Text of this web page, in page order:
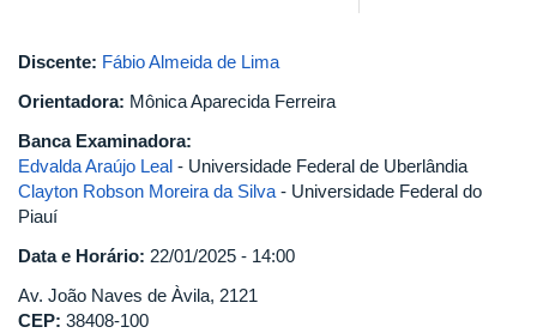
Discente: Fábio Almeida de Lima
Orientadora: Mônica Aparecida Ferreira
Banca Examinadora:
Edvalda Araújo Leal - Universidade Federal de Uberlândia
Clayton Robson Moreira da Silva - Universidade Federal do
Piauí
Data e Horário: 22/01/2025 - 14:00
Av. João Naves de Àvila, 2121
CEP: 38408-100